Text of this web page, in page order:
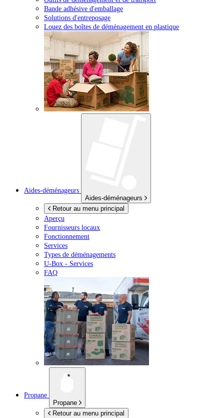
Bande adhésive d'emballage
Solutions d'entreposage
Louez des boîtes de déménagement en plastique
Aides-déménageurs
Aides-déménageurs
Retour au menu principal
Aperçu
Fournisseurs locaux
Fonctionnement
Services
Types de déménagements
U-Box - Services
FAQ
Propane
Propane
Retour au menu principal